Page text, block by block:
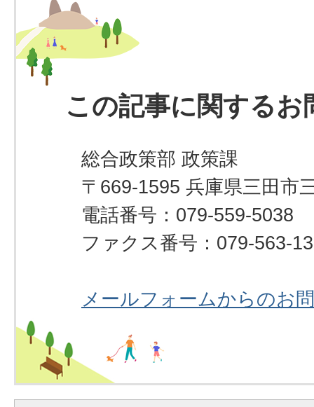
この記事に関するお
総合政策部 政策課
〒669-1595 兵庫県三田市
電話番号：079-559-5038
ファクス番号：079-563-
メールフォームからのお